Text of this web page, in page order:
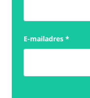
E-mailadres *